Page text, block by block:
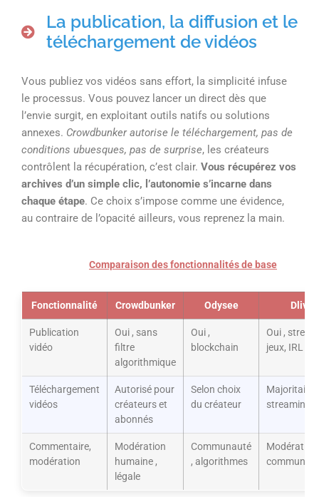
La publication, la diffusion et le
téléchargement de vidéos
Vous publiez vos vidéos sans effort, la simplicité infuse
le processus. Vous pouvez lancer un direct dès que
l’envie surgit, en exploitant outils natifs ou solutions
annexes. Crowdbunker autorise le téléchargement, pas de
conditions ubuesques, pas de surprise, les créateurs
contrôlent la récupération, c’est clair. Vous récupérez vos
archives d’un simple clic, l’autonomie s’incarne dans
chaque étape. Ce choix s’impose comme une évidence,
au contraire de l’opacité ailleurs, vous reprenez la main.
Comparaison des fonctionnalités de base
Fonctionnalité Crowdbunker Odysee Dlive
Publication
vidéo
Oui , sans
filtre
algorithmique
Oui ,
blockchain
Oui ,
jeux, IRL
Téléchargement
vidéos
Autorisé pour
créateurs et
abonnés
Selon choix
du créateur
streaming
Commentaire,
modération
Modération
humaine ,
légale
Communauté
, algorithmes
Modération